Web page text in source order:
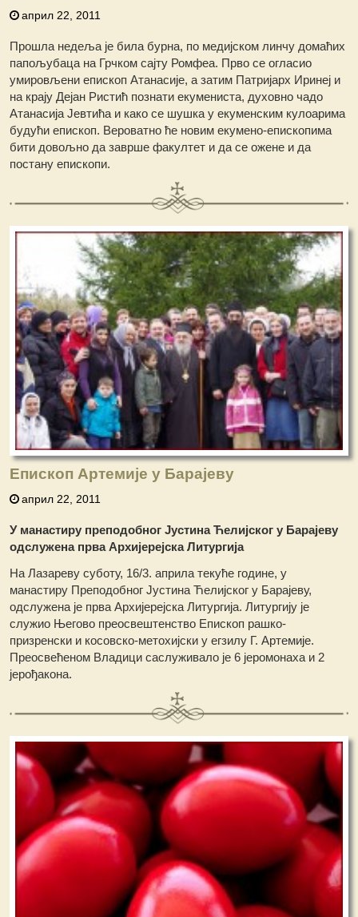
април 22, 2011
Прошла недеља је била бурна, по медијском линчу домаћих
папољубаца на Грчком сајту Ромфеа. Прво се огласио
умировљени епископ Атанасије, а затим Патријарх Иринеј и
на крају Дејан Ристић познати екумениста, духовно чадо
Атанасија Јевтића и како се шушка у екуменским кулоарима
будући епископ. Вероватно ће новим екумено-епископима
бити довољно да заврше факултет и да се ожене и да
постану епископи.
Епископ Артемије у Барајеву
април 22, 2011
У манастиру преподобног Јустина Ћелијског у Барајеву
одслужена прва Архијерејска Литургија
На Лазареву суботу, 16/3. априла текуће године, у
манастиру Преподобног Јустина Ћелијског у Барајеву,
одслужена је прва Архијерејска Литургија. Литургију је
служио Његово преосвештенство Епископ рашко-
призренски и косовско-метохијски у егзилу Г. Артемије.
Преосвећеном Владици саслуживало је 6 јеромонаха и 2
јерођакона.